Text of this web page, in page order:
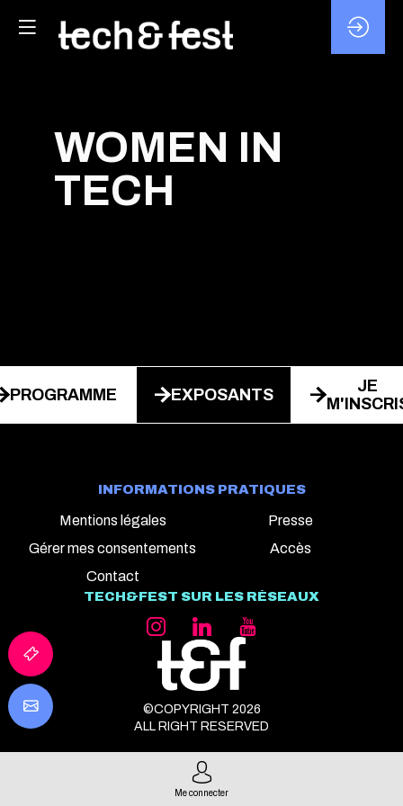
WOMEN IN
TECH
PROGRAMME EXPOSANTS
JE
INFORMATIONS PRATIQUES
Mentions légales
Presse
Gérer mes consentements
Accès
Contact
TECH&FEST SUR LES RÉSEAUX
©COPYRIGHT 2026
ALL RIGHT RESERVED
Me connecter